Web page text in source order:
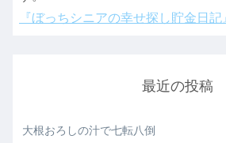
『ぼっちシニアの幸せ探し貯金日記
最近の投稿
大根おろしの汁で七転八倒